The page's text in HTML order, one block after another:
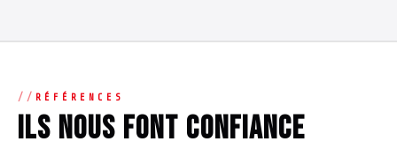
RÉFÉRENCES
Ils nous font confiance